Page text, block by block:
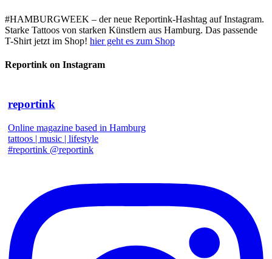
#HAMBURGWEEK – der neue Reportink-Hashtag auf Instagram.
Starke Tattoos von starken Künstlern aus Hamburg. Das passende
T-Shirt jetzt im Shop! hier geht es zum Shop
Reportink on Instagram
reportink
Online magazine based in Hamburg
tattoos | music | lifestyle
#reportink @reportink